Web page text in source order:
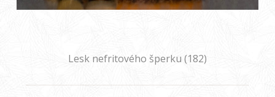
Lesk nefritového šperku (182)